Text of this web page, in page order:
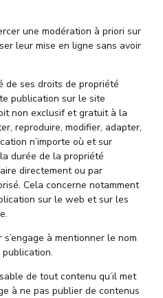
une modération à priori sur
leur mise en ligne sans avoir
de ses droits de propriété
publication sur le site
non exclusif et gratuit à la
reproduire, modifier, adapter,
n’importe où et sur
durée de la propriété
directement ou par
Cela concerne notamment
sur le web et sur les
à mentionner le nom
de tout contenu qu’il met
à ne pas publier de contenus